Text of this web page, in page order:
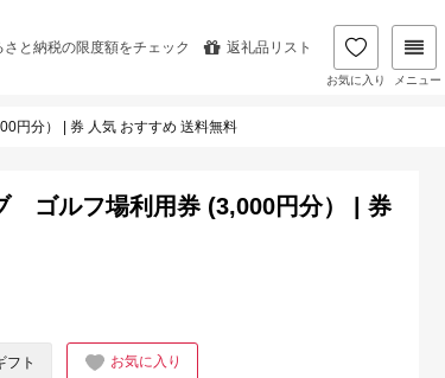
さと納税の限度額をチェック 返礼品リスト
お気に入り メニュー
円分） | 券 人気 おすすめ 送料無料
ゴルフ場利用券 (3,000円分） | 券
フト お気に入り